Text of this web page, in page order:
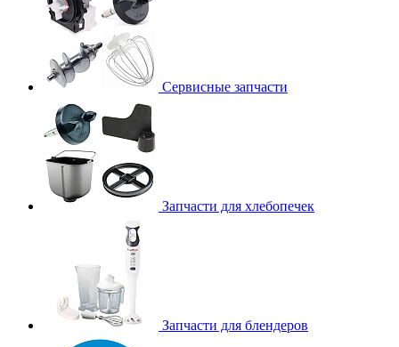
Сервисные запчасти
Запчасти для хлебопечек
Запчасти для блендеров